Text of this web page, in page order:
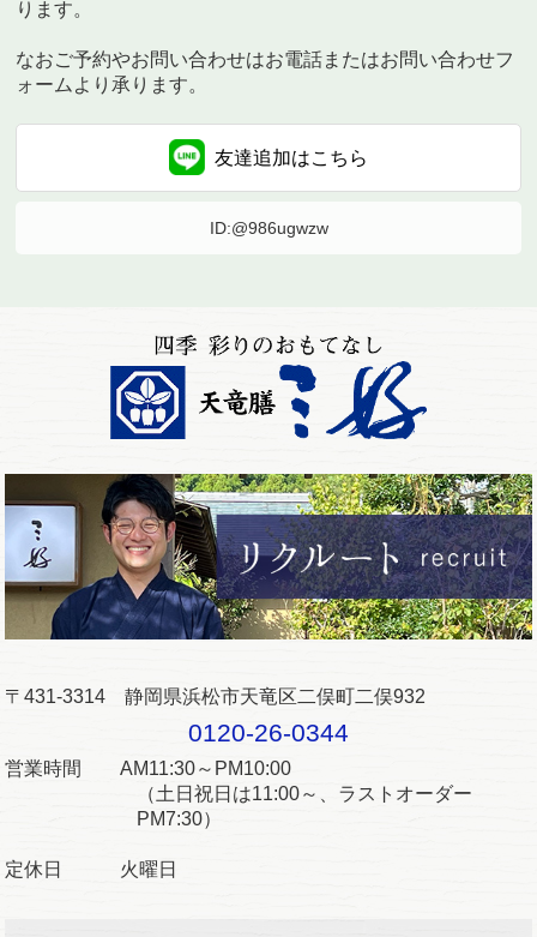
ります。
なおご予約やお問い合わせはお電話またはお問い合わせフ
ォームより承ります。
友達追加はこちら
ID:@986ugwzw
〒431-3314 静岡県浜松市天竜区二俣町二俣932
0120-26-0344
営業時間 AM11:30～PM10:00
（土日祝日は11:00～、ラストオーダー
PM7:30）
定休日 火曜日